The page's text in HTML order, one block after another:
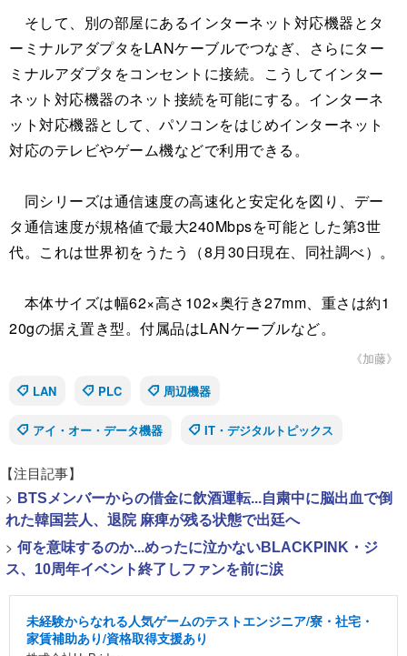
そして、別の部屋にあるインターネット対応機器とタ
ーミナルアダプタをLANケーブルでつなぎ、さらにター
ミナルアダプタをコンセントに接続。こうしてインター
ネット対応機器のネット接続を可能にする。インターネ
ット対応機器として、パソコンをはじめインターネット
対応のテレビやゲーム機などで利用できる。
同シリーズは通信速度の高速化と安定化を図り、デー
タ通信速度が規格値で最大240Mbpsを可能とした第3世
代。これは世界初をうたう（8月30日現在、同社調べ）。
本体サイズは幅62×高さ102×奥行き27mm、重さは約1
20gの据え置き型。付属品はLANケーブルなど。
《加藤》
LAN
PLC 周辺機器
アイ・オー・データ機器 IT・デジタルトピックス
【注目記事】
> BTSメンバーからの借金に飲酒運転...自粛中に脳出血で倒
れた韓国芸人、退院 麻痺が残る状態で出廷へ
> 何を意味するのか...めったに泣かないBLACKPINK・ジ
ス、10周年イベント終了しファンを前に涙
未経験からなれる人気ゲームのテストエンジニア/寮・社宅・
家賃補助あり/資格取得支援あり